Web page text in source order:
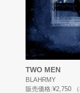
TWO MEN
BLAHRMY
販売価格:¥2,750